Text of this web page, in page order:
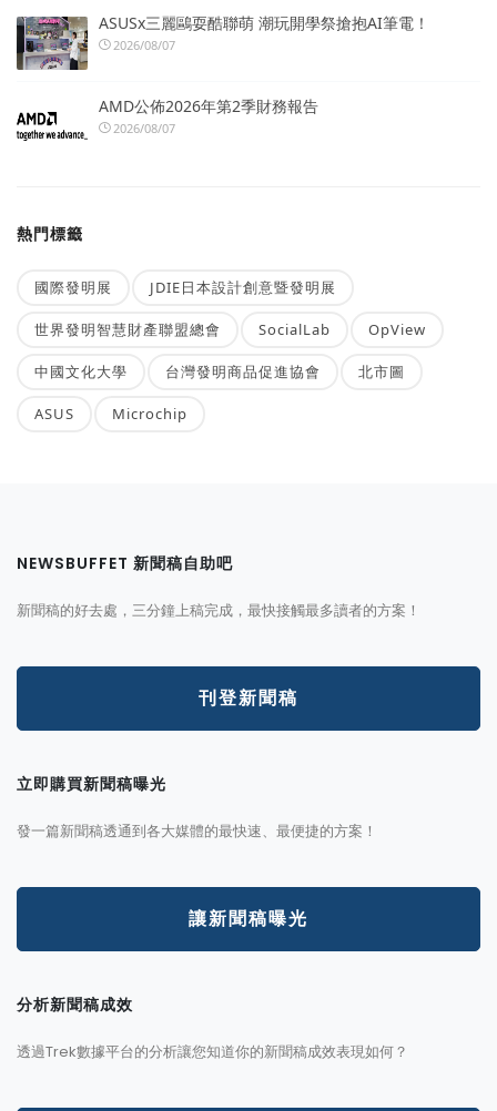
ASUSx三麗鷗耍酷聯萌 潮玩開學祭搶抱AI筆電！
2026/08/07
AMD公佈2026年第2季財務報告
2026/08/07
熱門標籤
國際發明展 JDIE日本設計創意暨發明展
世界發明智慧財產聯盟總會 SocialLab OpView
中國文化大學 台灣發明商品促進協會 北市圖
ASUS Microchip
NEWSBUFFET 新聞稿自助吧
新聞稿的好去處，三分鐘上稿完成，最快接觸最多讀者的方案！
刊登新聞稿
立即購買新聞稿曝光
發一篇新聞稿透通到各大媒體的最快速、最便捷的方案！
讓新聞稿曝光
分析新聞稿成效
透過Trek數據平台的分析讓您知道你的新聞稿成效表現如何？